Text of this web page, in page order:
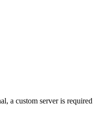
a custom server is required